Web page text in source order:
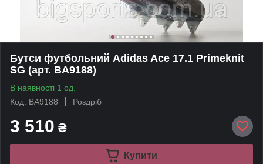
Бутси футбольний Adidas Ace 17.1 Primeknit
SG (арт. BA9188)
В наявності 1 од.
Код: BA9188
Роздріб
3 510 ₴
Купити